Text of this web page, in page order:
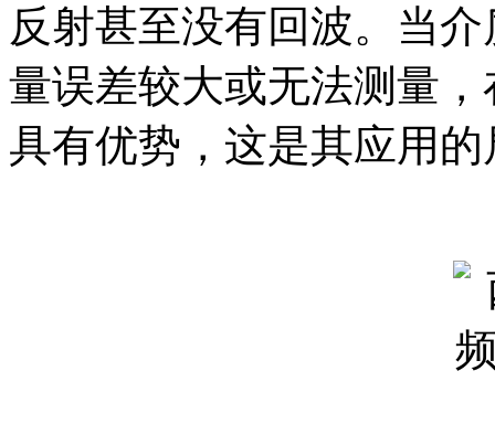
反射甚至没有回波。当
量误差较大或无法测量
具有优势，这是其应用